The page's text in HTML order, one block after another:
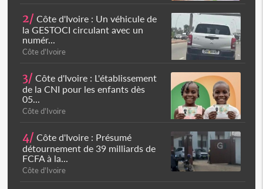
2/ Côte d'Ivoire : Un véhicule de
la GESTOCI circulant avec un
numér...
Côte d'Ivoire
3/ Côte d'Ivoire : L'établissement
de la CNI pour les enfants dès
05...
Côte d'Ivoire
4/ Côte d'Ivoire : Présumé
détournement de 39 milliards de
FCFA à la...
Côte d'Ivoire